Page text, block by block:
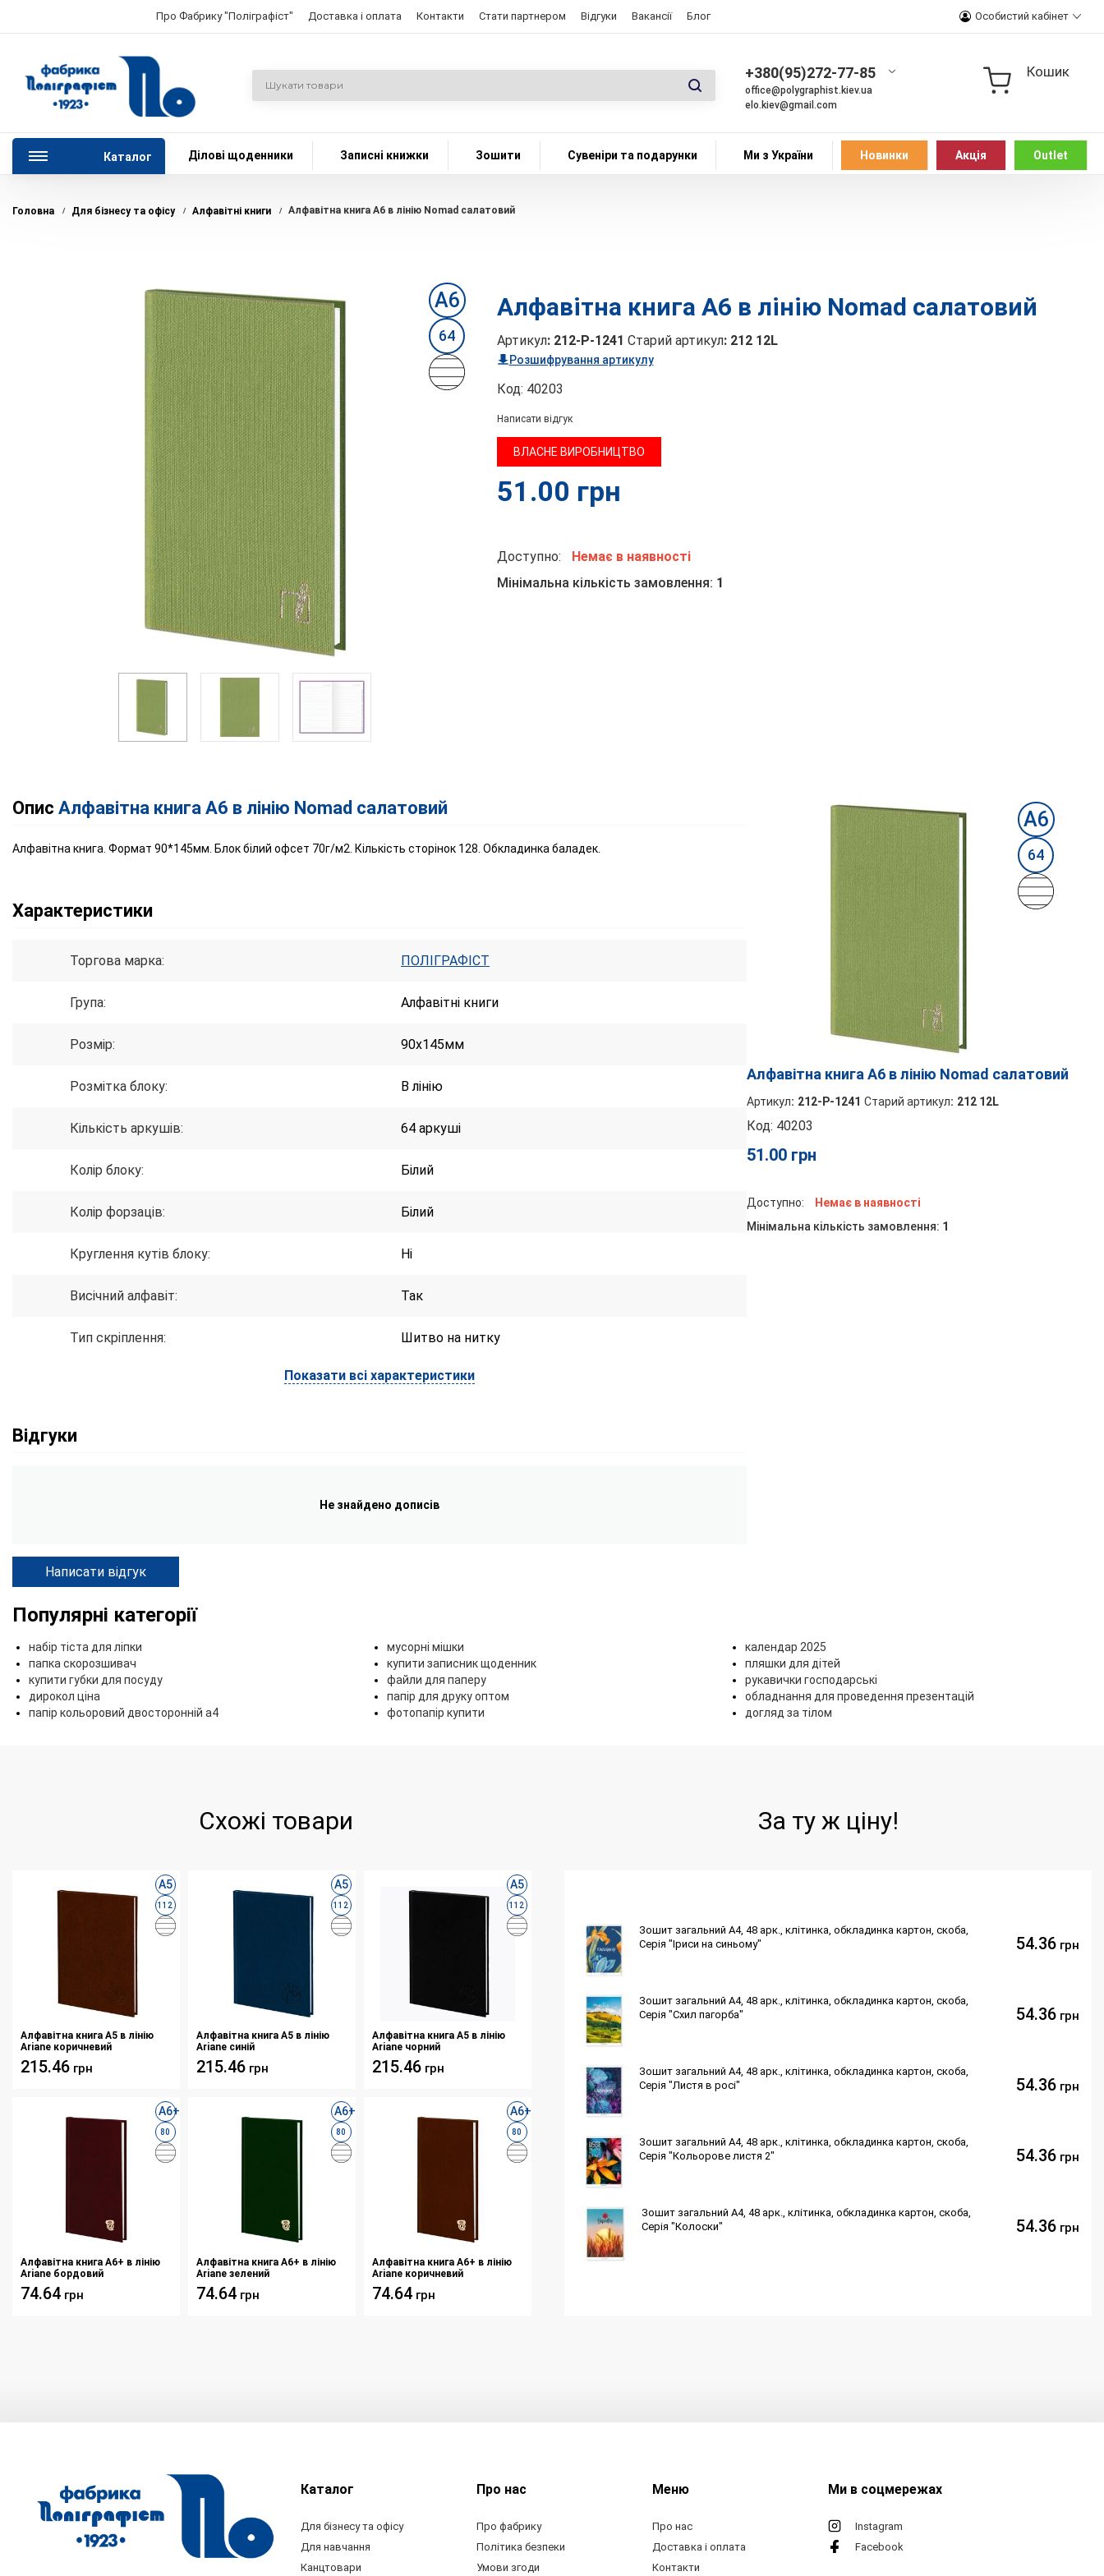
Про Фабрику "Поліграфіст" Доставка і оплата Контакти Стати партнером Відгуки Вакансії Блог Особистий кабінет
+380(95)272-77-85
office@polygraphist.kiev.ua
elo.kiev@gmail.com
Кошик
Каталог Ділові щоденники Записні книжки Зошити Сувеніри та подарунки Ми з України Новинки Акція Outlet
Головна Для бізнесу та офісу Алфавітні книги Алфавітна книга А6 в лінію Nomad салатовий
А6
64
Алфавітна книга А6 в лінію Nomad салатовий
Артикул: 212-P-1241 Старий артикул: 212 12L
Розшифрування артикулу
Код: 40203
Написати відгук
ВЛАСНЕ ВИРОБНИЦТВО
51.00 грн
Доступно:
Немає в наявності
Мінімальна кількість замовлення: 1
Опис Алфавітна книга А6 в лінію Nomad салатовий
Алфавітна книга. Формат 90*145мм. Блок білий офсет 70г/м2. Кількість сторінок 128. Обкладинка баладек.
Характеристики
Торгова марка: ПОЛІГРАФІСТ
Група: Алфавітні книги
Розмір: 90х145мм
Розмітка блоку: В лінію
Кількість аркушів: 64 аркуші
Колір блоку: Білий
Колір форзаців: Білий
Круглення кутів блоку: Ні
Висічний алфавіт: Так
Тип скріплення: Шитво на нитку
Показати всі характеристики
Відгуки
Не знайдено дописів
Написати відгук
А6
64
Алфавітна книга А6 в лінію Nomad салатовий
Артикул: 212-P-1241 Старий артикул: 212 12L
Код: 40203
51.00 грн
Доступно:
Немає в наявності
Мінімальна кількість замовлення: 1
Популярні категорії
набір тіста для ліпки
папка скорозшивач
купити губки для посуду
дирокол ціна
папір кольоровий двосторонній а4
мусорні мішки
купити записник щоденник
файли для паперу
папір для друку оптом
фотопапір купити
календар 2025
пляшки для дітей
рукавички господарські
обладнання для проведення презентацій
догляд за тілом
Схожі товари
А5
112
Алфавітна книга А5 в лінію
Ariane коричневий
215.46 грн
А5
112
Алфавітна книга А5 в лінію
Ariane синій
215.46 грн
А5
112
Алфавітна книга А5 в лінію
Ariane чорний
215.46 грн
А6+
80
Алфавітна книга А6+ в лінію
Ariane бордовий
74.64 грн
А6+
80
Алфавітна книга А6+ в лінію
Ariane зелений
74.64 грн
А6+
80
Алфавітна книга А6+ в лінію
Ariane коричневий
74.64 грн
За ту ж ціну!
Зошит загальний А4, 48 арк., клітинка, обкладинка картон, скоба,
Серія "Іриси на синьому"
54.36 грн
Зошит загальний А4, 48 арк., клітинка, обкладинка картон, скоба,
Серія "Схил пагорба"
54.36 грн
Зошит загальний А4, 48 арк., клітинка, обкладинка картон, скоба,
Серія "Листя в росі"
54.36 грн
Зошит загальний А4, 48 арк., клітинка, обкладинка картон, скоба,
Серія "Кольорове листя 2"
54.36 грн
Зошит загальний А4, 48 арк., клітинка, обкладинка картон, скоба,
Серія "Колоски"
54.36 грн
Каталог
Для бізнесу та офісу
Для навчання
Канцтовари
Про нас
Про фабрику
Політика безпеки
Умови згоди
Меню
Про нас
Доставка і оплата
Контакти
Ми в соцмережах
Instagram
Facebook